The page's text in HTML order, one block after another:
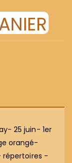
25 juin- 1er
orangé-
répertoires -